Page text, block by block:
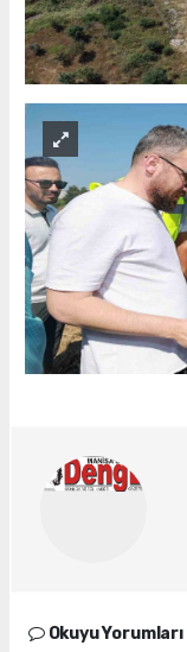
Okuyu Yorumları